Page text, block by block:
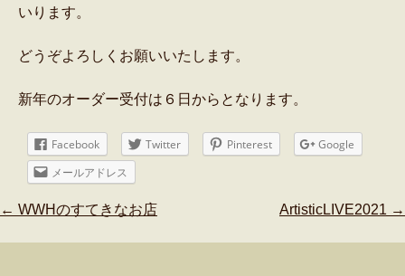
いります。
どうぞよろしくお願いいたします。
新年のオーダー受付は６日からとなります。
Facebook Twitter Pinterest
Google
メールアドレス
Post
← WWHのすてきなお店 ArtisticLIVE2021 →